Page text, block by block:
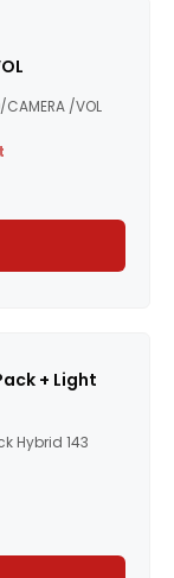
/VOL
+ Light
Hybrid 143